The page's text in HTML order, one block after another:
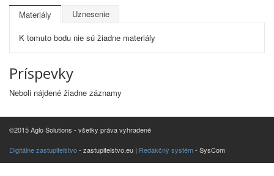
Materiály Uznesenie
K tomuto bodu nie sú žiadne materiály
Príspevky
Neboli nájdené žiadne záznamy
©2015 Aglo Solutions - všetky práva vyhradené
Digitálne zastupiteľstvo- zastupitelstvo.eu | Redakčný systém- SysCom